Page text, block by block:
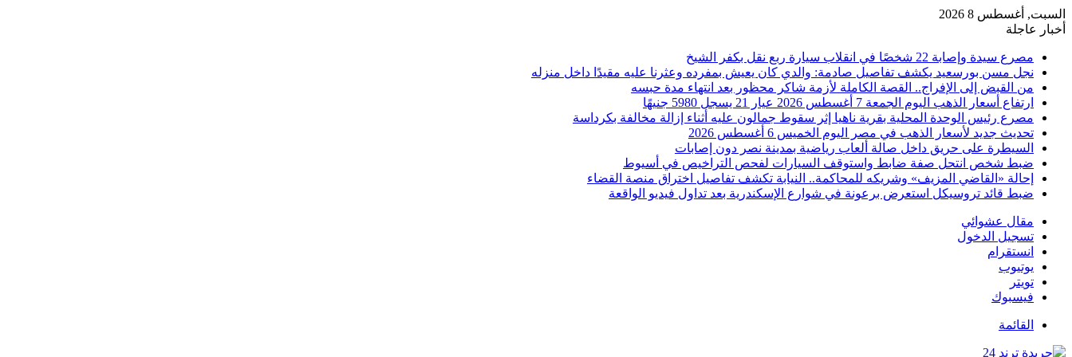
السبت, أغسطس 8 2026
أخبار عاجلة
مصرع سيدة وإصابة 22 شخصًا في انقلاب سيارة ربع نقل بكفر الشيخ
نجل مسن بورسعيد يكشف تفاصيل صادمة: والدي كان يعيش بمفرده وعثرنا عليه مقيدًا داخل منزله
من القبض إلى الإفراج.. القصة الكاملة لأزمة شاكر محظور بعد انتهاء مدة حبسه
ارتفاع أسعار الذهب اليوم الجمعة 7 أغسطس 2026 عيار 21 يسجل 5980 جنيهًا
مصرع رئيس الوحدة المحلية بقرية ناهيا إثر سقوط جمالون عليه أثناء إزالة مخالفة بكرداسة
تحديث جديد لأسعار الذهب في مصر اليوم الخميس 6 أغسطس 2026
السيطرة على حريق داخل صالة ألعاب رياضية بمدينة نصر دون إصابات
ضبط شخص انتحل صفة ضابط واستوقف السيارات لفحص التراخيص في أسيوط
إحالة «القاضي المزيف» وشريكه للمحاكمة.. النيابة تكشف تفاصيل اختراق منصة القضاء
ضبط قائد تروسيكل استعرض برعونة في شوارع الإسكندرية بعد تداول فيديو الواقعة
مقال عشوائي
تسجيل الدخول
انستقرام
يوتيوب
تويتر
فيسبوك
القائمة